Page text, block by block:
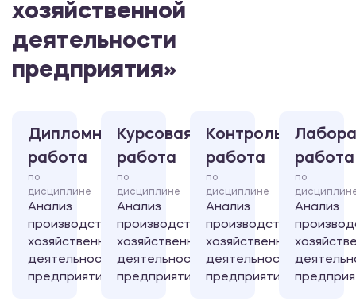
хозяйственной
деятельности
предприятия»
Дипломная
работа
по
дисциплине
Анализ
производственно-
хозяйственной
деятельности
предприятия
Курсовая
работа
по
дисциплине
Анализ
производственно-
хозяйственной
деятельности
предприятия
Контрольная
работа
по
дисциплине
Анализ
производственно-
хозяйственной
деятельности
предприятия
работа
по
Анализ